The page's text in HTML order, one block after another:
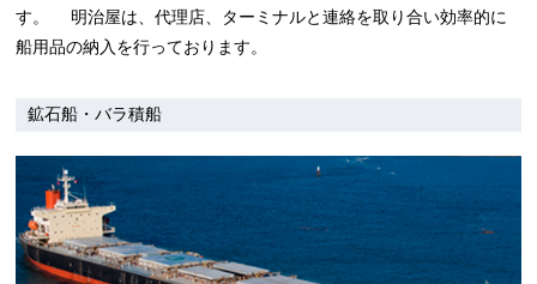
す。 明治屋は、代理店、ターミナルと連絡を取り合い効率的に
船用品の納入を行っております。
鉱石船・バラ積船